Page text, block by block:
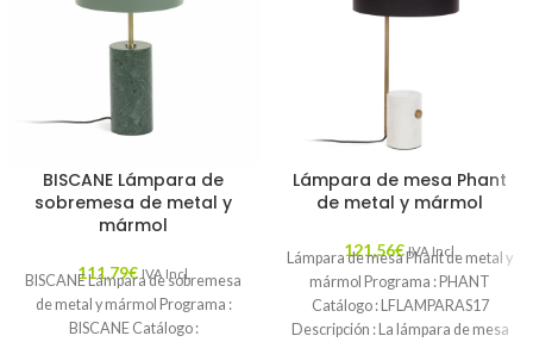
BISCANE Lámpara de
sobremesa de metal y
mármol
111,79€ IVA Incl.
BISCANE Lámpara de sobremesa
de metal y mármol Programa :
BISCANE Catálogo :
Lámpara de mesa Phant
de metal y mármol
121,56€ IVA Incl.
Lámpara de mesa Phant de metal y
mármol Programa : PHANT
Catálogo : LFLAMPARAS17
Descripción : La lámpara de mesa